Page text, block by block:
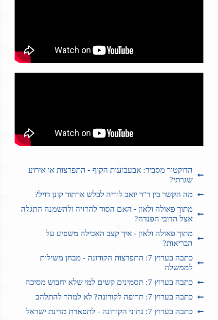
הדוקטור מסביר: אבעבועות הקוף - התפרצות או אירוע
שגרתי?
מה הקשר בין ד"ר יואב לוריה לבלש ארתור קונן דויל?
מתוך פאולה ולאון - האם הסוד להרזיה ולהשמנה התגלה
אצל הדובי הפנדה?
מתוך פאולה ולאון - איך קצב האכילה משפיע על
הבריאות?
כתבה בערוץ 7: התפרצות הקורונה - מבחן משילות
לממשלה
כתבה בערוץ 7: תסמינים קשים למי שלא יחבוש מסיכה
כתבה בערוץ 7: תרופה לקורונה? לא למהר להתלהב
כתבה בערוץ 7: נתוני הקורונה - לתפארת מדינת ישראל